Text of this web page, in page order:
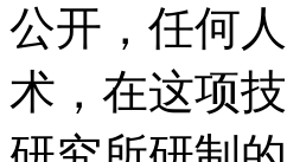
公开，任何
术，在这项